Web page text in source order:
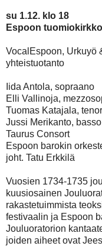
su 1.12. klo 18
Espoon tuomiokirkko
VocalEspoon, Urkuyö
yhteistuotanto
Iida Antola, sopraano
Elli Vallinoja,
Tuomas Katajala,
Jussi Merikanto, basso
Taurus Consort
Espoon barokin
joht. Tatu Erkkilä
Vuosien 1734-1735
kuusiosainen
rakastetuimmista
festivaalin ja Espoon
Jouluoratorion
joiden aiheet ovat